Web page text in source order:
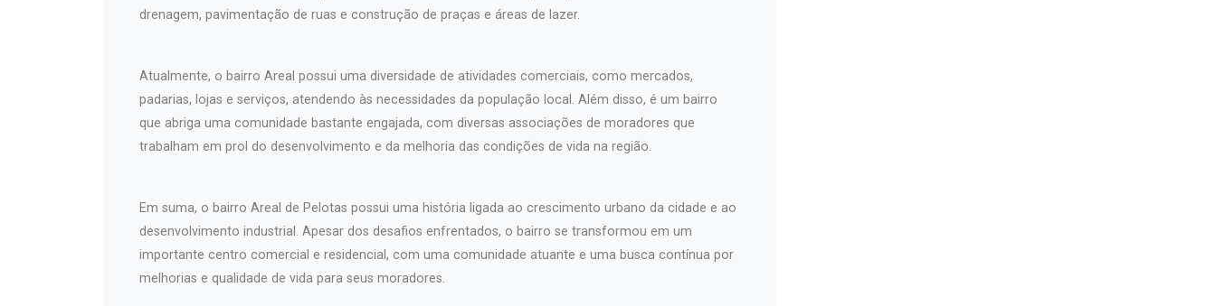
drenagem, pavimentação de ruas e construção de praças e áreas de lazer.
Atualmente, o bairro Areal possui uma diversidade de atividades comerciais, como mercados,
padarias, lojas e serviços, atendendo às necessidades da população local. Além disso, é um bairro
que abriga uma comunidade bastante engajada, com diversas associações de moradores que
trabalham em prol do desenvolvimento e da melhoria das condições de vida na região.
Em suma, o bairro Areal de Pelotas possui uma história ligada ao crescimento urbano da cidade e ao
desenvolvimento industrial. Apesar dos desafios enfrentados, o bairro se transformou em um
importante centro comercial e residencial, com uma comunidade atuante e uma busca contínua por
melhorias e qualidade de vida para seus moradores.